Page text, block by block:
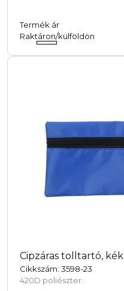
Termék ár
Raktáron/külföldön
Cipzáras tolltartó, kék
Cikkszám: 3598-23
420D poliészter.